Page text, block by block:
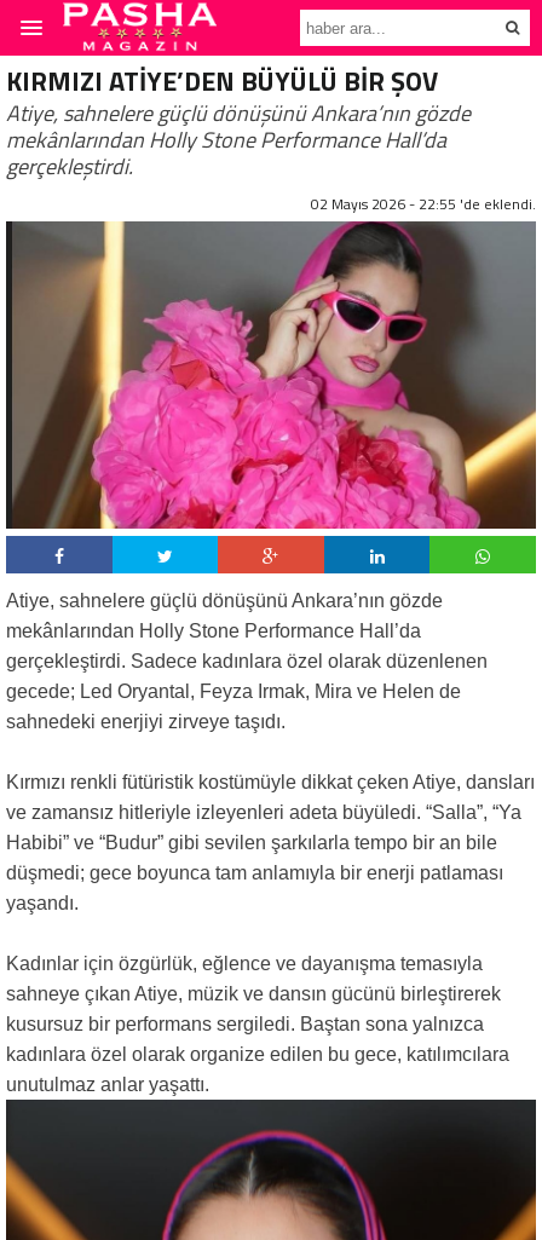
KIRMIZI ATİYE’DEN BÜYÜLÜ BİR ŞOV
Atiye, sahnelere güçlü dönüşünü Ankara’nın gözde
mekânlarından Holly Stone Performance Hall’da
gerçekleştirdi.
02 Mayıs 2026 - 22:55 'de eklendi.
Atiye, sahnelere güçlü dönüşünü Ankara’nın gözde
mekânlarından Holly Stone Performance Hall’da
gerçekleştirdi. Sadece kadınlara özel olarak düzenlenen
gecede; Led Oryantal, Feyza Irmak, Mira ve Helen de
sahnedeki enerjiyi zirveye taşıdı.
Kırmızı renkli fütüristik kostümüyle dikkat çeken Atiye, dansları
ve zamansız hitleriyle izleyenleri adeta büyüledi. “Salla”, “Ya
Habibi” ve “Budur” gibi sevilen şarkılarla tempo bir an bile
düşmedi; gece boyunca tam anlamıyla bir enerji patlaması
yaşandı.
Kadınlar için özgürlük, eğlence ve dayanışma temasıyla
sahneye çıkan Atiye, müzik ve dansın gücünü birleştirerek
kusursuz bir performans sergiledi. Baştan sona yalnızca
kadınlara özel olarak organize edilen bu gece, katılımcılara
unutulmaz anlar yaşattı.